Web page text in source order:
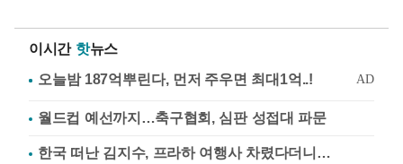
이시간 핫뉴스
월드컵 예선까지…축구협회, 심판 성접대 파문
한국 떠난 김지수, 프라하 여행사 차렸다더니…